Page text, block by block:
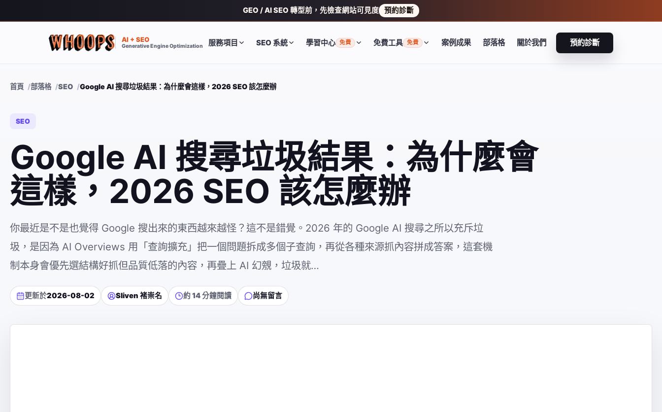
GEO / AI SEO 轉型前，先檢查網站可見度 預約診斷
AI + SEO
Generative Engine Optimization 服務項目 SEO 系統 學習中心 免費 免費工具 免費 案例成果 部落格 關於我們 預約診斷
首頁 部落格 SEO Google AI 搜尋垃圾結果：為什麼會這樣，2026 SEO 該怎麼辦
SEO
Google AI 搜尋垃圾結果：為什麼會
這樣，2026 SEO 該怎麼辦
你最近是不是也覺得 Google 搜出來的東西越來越怪？這不是錯覺。2026 年的 Google AI 搜尋之所以充斥垃
圾，是因為 AI Overviews 用「查詢擴充」把一個問題拆成多個子查詢，再從各種來源抓內容拼成答案，這套機
制本身會優先選結構好抓但品質低落的內容，再疊上 AI 幻覫，垃圾就…
更新於2026-08-02 Sliven 褚崇名 約 14 分鐘閱讀 尚無留言